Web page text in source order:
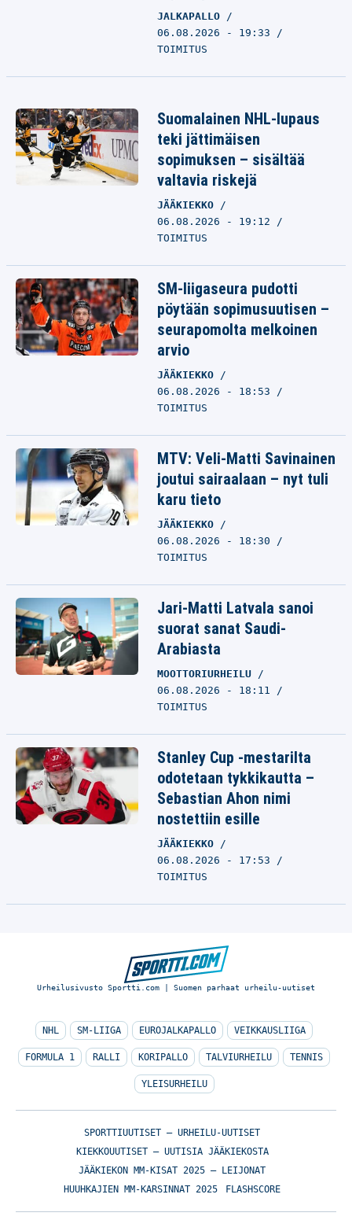
JALKAPALLO
06.08.2026 - 19:33
TOIMITUS
Suomalainen NHL-lupaus
teki jättimäisen
sopimuksen – sisältää
valtavia riskejä
JÄÄKIEKKO
06.08.2026 - 19:12
TOIMITUS
SM-liigaseura pudotti
pöytään sopimusuutisen –
seurapomolta melkoinen
arvio
JÄÄKIEKKO
06.08.2026 - 18:53
TOIMITUS
MTV: Veli-Matti Savinainen
joutui sairaalaan – nyt tuli
karu tieto
JÄÄKIEKKO
06.08.2026 - 18:30
TOIMITUS
Jari-Matti Latvala sanoi
suorat sanat Saudi-
Arabiasta
MOOTTORIURHEILU
06.08.2026 - 18:11
TOIMITUS
Stanley Cup -mestarilta
odotetaan tykkikautta –
Sebastian Ahon nimi
nostettiin esille
JÄÄKIEKKO
06.08.2026 - 17:53
TOIMITUS
Urheilusivusto Sportti.com | Suomen parhaat urheilu-uutiset
NHL SM-LIIGA EUROJALKAPALLO VEIKKAUSLIIGA
FORMULA 1 RALLI KORIPALLO TALVIURHEILU TENNIS
YLEISURHEILU
SPORTTIUUTISET – URHEILU-UUTISET
KIEKKOUUTISET – UUTISIA JÄÄKIEKOSTA
JÄÄKIEKON MM-KISAT 2025 – LEIJONAT
HUUHKAJIEN MM-KARSINNAT 2025
FLASHSCORE